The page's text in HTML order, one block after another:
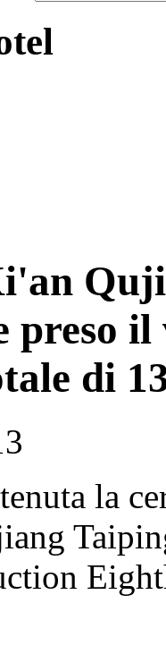
preso il
di
la